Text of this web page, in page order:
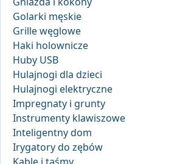
Golarki męskie
Grille węglowe
Haki holownicze
Huby USB
Hulajnogi dla dzieci
Hulajnogi elektryczne
Impregnaty i grunty
Instrumenty klawiszowe
Inteligentny dom
Irygatory do zębów